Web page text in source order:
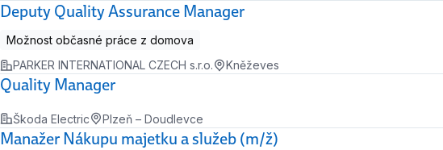
Deputy Quality Assurance Manager
Možnost občasné práce z domova
PARKER INTERNATIONAL CZECH s.r.o.
Kněževes
Quality Manager
Škoda Electric Plzeň – Doudlevce
Manažer Nákupu majetku a služeb (m/ž)